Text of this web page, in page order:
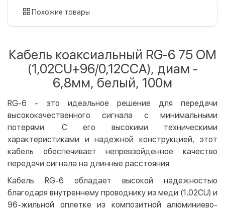
картой
LiqPay
Apple Pay
Google Pay
Безналичный расчет
Бесплатно
Кредит
Оплата частями (Приватбанк)
Покупка частями (Монобанк)
Похожие товары
Кабель коаксиальный RG-6 75 ОМ
(1,02CU+96/0,12CCA), диам -
6,8мм, белый, 100м
RG-6 - это идеальное решение для передачи
высококачественного сигнала с минимальными
потерями. С его высокими техническими
характеристиками и надежной конструкцией, этот
кабель обеспечивает непревзойденное качество
передачи сигнала на длинные расстояния.
Кабель RG-6 обладает высокой надежностью
благодаря внутреннему проводнику из меди (1,02CU) и
96-жильной оплетке из композитной алюминиево-